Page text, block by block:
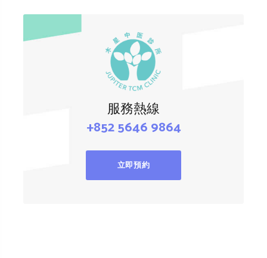
服務熱線
+852 5646 9864
立即預約